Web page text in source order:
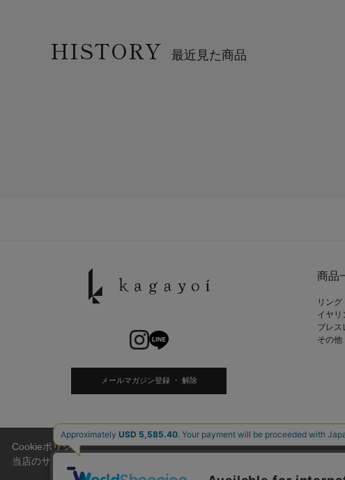
HISTORY
メールマガジン登録 ・ 解除
商品
リング
イヤリ
ブレス
その他
Cookieポリシー
当店のサイトには、お客様がより便利にご利用頂けるように、Cookieを使